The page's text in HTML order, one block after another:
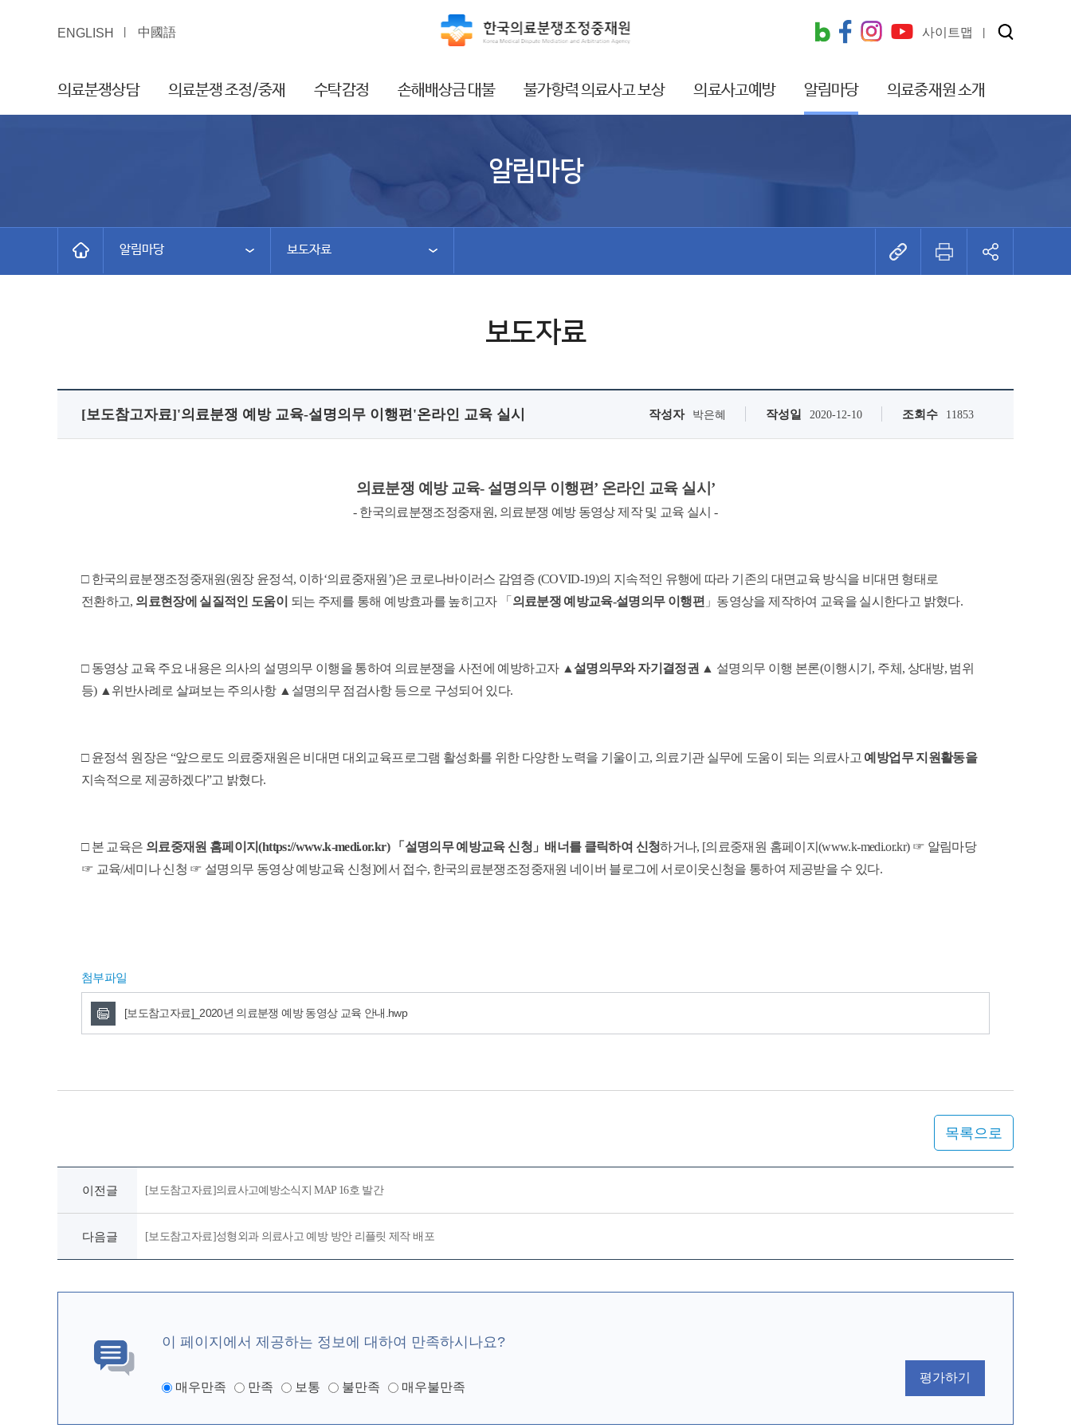
ENGLISH 中國語 사이트맵
의료분쟁상담 의료분쟁 조정/중재 수탁감정 손해배상금 대불 불가항력 의료사고 보상 의료사고예방 알림마당 의료중재원 소개
알림마당
알림마당 보도자료
보도자료
[보도참고자료]'의료분쟁 예방 교육-설명의무 이행편'온라인 교육 실시 작성자 박은혜 작성일 2020-12-10 조회수 11853
의료분쟁 예방 교육- 설명의무 이행편’ 온라인 교육 실시’
- 한국의료분쟁조정중재원, 의료분쟁 예방 동영상 제작 및 교육 실시 -
□ 한국의료분쟁조정중재원(원장 윤정석, 이하‘의료중재원’)은 코로나바이러스 감염증 (COVID-19)의 지속적인 유행에 따라 기존의 대면교육 방식을 비대면 형태로
전환하고, 의료현장에 실질적인 도움이 되는 주제를 통해 예방효과를 높히고자 「 의료분쟁 예방교육-설명의무 이행편 」동영상을 제작하여 교육을 실시한다고 밝혔다.
□ 동영상 교육 주요 내용은 의사의 설명의무 이행을 통하여 의료분쟁을 사전에 예방하고자 ▲설명의무와 자기결정권 ▲ 설명의무 이행 본론(이행시기, 주체, 상대방, 범위
등) ▲위반사례로 살펴보는 주의사항 ▲설명의무 점검사항 등으로 구성되어 있다.
□ 윤정석 원장은 “앞으로도 의료중재원은 비대면 대외교육프로그램 활성화를 위한 다양한 노력을 기울이고, 의료기관 실무에 도움이 되는 의료사고 예방업무 지원활동을
지속적으로 제공하겠다”고 밝혔다.
□ 본 교육은 의료중재원 홈페이지(https://www.k-medi.or.kr) 「설명의무 예방교육 신청」배너를 클릭하여 신청하거나, [의료중재원 홈페이지(www.k-medi.or.kr) ☞ 알림마당
☞ 교육/세미나 신청 ☞ 설명의무 동영상 예방교육 신청]에서 접수, 한국의료분쟁조정중재원 네이버 블로그에 서로이웃신청을 통하여 제공받을 수 있다.
첨부파일
[보도참고자료]_2020년 의료분쟁 예방 동영상 교육 안내.hwp
목록으로
이전글 [보도참고자료]의료사고예방소식지 MAP 16호 발간
다음글 [보도참고자료]성형외과 의료사고 예방 방안 리플릿 제작 배포
이 페이지에서 제공하는 정보에 대하여 만족하시나요?
매우만족 만족 보통 불만족 매우불만족
평가하기